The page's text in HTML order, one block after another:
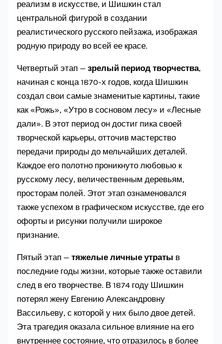
реализм в искусстве, и Шишкин стал
центральной фигурой в создании
реалистического русского пейзажа, изображая
родную природу во всей ее красе.
Четвертый этап —зрелый период творчества,
начиная с конца 1870-х годов, когда Шишкин
создал свои самые знаменитые картины, такие
как «Рожь», «Утро в сосновом лесу» и «Лесные
дали». В этот период он достиг пика своей
творческой карьеры, отточив мастерство
передачи природы до мельчайших деталей.
Каждое его полотно проникнуто любовью к
русскому лесу, величественным деревьям,
просторам полей. Этот этап ознаменовался
также успехом в графическом искусстве, где его
офорты и рисунки получили широкое
признание.
Пятый этап —тяжелые личные утраты в
последние годы жизни, которые также оставили
след в его творчестве. В 1874 году Шишкин
потерял жену Евгению Александровну
Вассильеву, с которой у них было двое детей.
Эта трагедия оказала сильное влияние на его
внутреннее состояние, что отразилось в более